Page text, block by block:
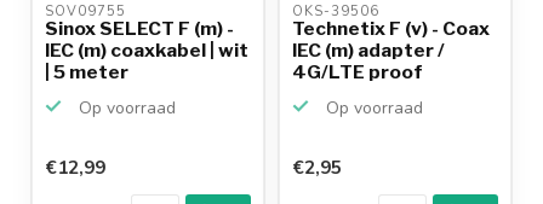
SOV09755
Sinox SELECT F (m) -
IEC (m) coaxkabel | wit
| 5 meter
Op voorraad
€12,99
OKS-39506
Technetix F (v) - Coax
IEC (m) adapter /
4G/LTE proof
Op voorraad
€2,95